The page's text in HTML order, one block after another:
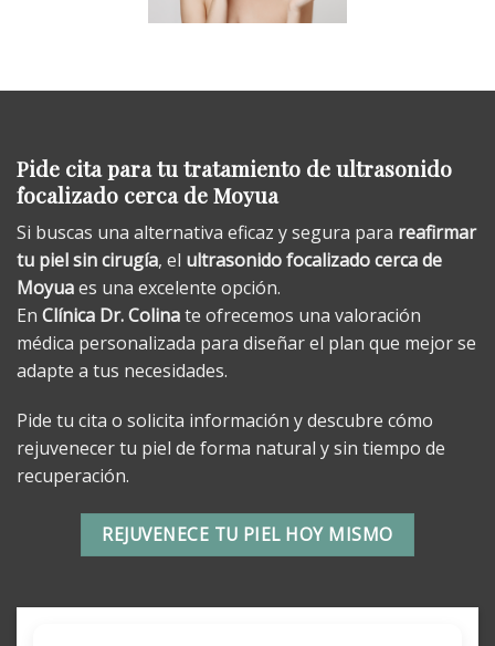
Pide cita para tu tratamiento de ultrasonido
focalizado cerca de Moyua
Si buscas una alternativa eficaz y segura para reafirmar
tu piel sin cirugía, el ultrasonido focalizado cerca de
Moyuaes una excelente opción.
En Clínica Dr. Colinate ofrecemos una valoración
médica personalizada para diseñar el plan que mejor se
adapte a tus necesidades.
Pide tu cita o solicita información y descubre cómo
rejuvenecer tu piel de forma natural y sin tiempo de
recuperación.
REJUVENECE TU PIEL HOY MISMO